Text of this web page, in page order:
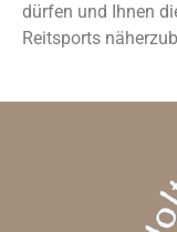
dürfen und Ihnen
Reitsports